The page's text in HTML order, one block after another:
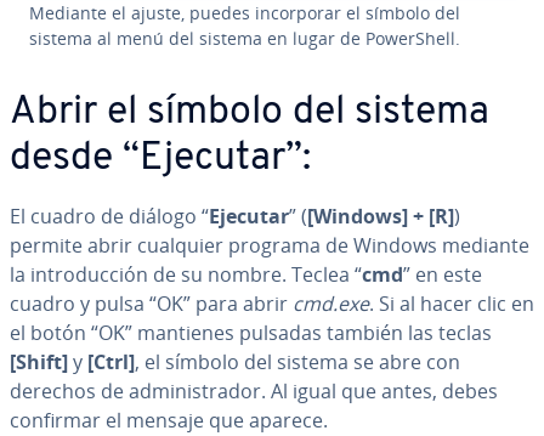
Mediante el ajuste, puedes in­co­r­po­rar el símbolo del
sistema al menú del sistema en lugar de Po­we­r­She­ll.
Abrir el símbolo del sistema
desde “Ejecutar”:
El cuadro de diálogo “Ejecutar” ([Windows] + [R])
permite abrir cualquier programa de Windows mediante
la in­tro­du­c­ción de su nombre. Teclea “cmd” en este
cuadro y pulsa “OK” para abrir cmd.exe. Si al hacer clic en
el botón “OK” mantienes pulsadas también las teclas
[Shift]y [Ctrl], el símbolo del sistema se abre con
derechos de ad­mi­ni­s­tra­dor. Al igual que antes, debes
confirmar el mensaje que aparece.